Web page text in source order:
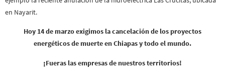
en Nayarit.
Hoy 14 de marzo exigimos la cancelación de los proyectos
energéticos de muerte en Chiapas y todo el mundo.
¡Fueras las empresas de nuestros territorios!